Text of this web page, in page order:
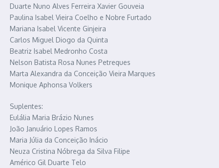
Duarte Nuno Alves Ferreira Xavier Gouveia
Paulina Isabel Vieira Coelho e Nobre Furtado
Mariana Isabel Vicente Ginjeira
Carlos Miguel Diogo da Quinta
Beatriz Isabel Medronho Costa
Nelson Batista Rosa Nunes Petreques
Marta Alexandra da Conceição Vieira Marques
Monique Aphonsa Volkers
Suplentes:
Eulália Maria Brázio Nunes
João Januário Lopes Ramos
Maria Júlia da Conceição Inácio
Neuza Cristina Nóbrega da Silva Filipe
Américo Gil Duarte Telo